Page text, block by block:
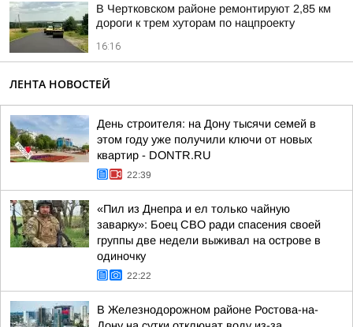
В Чертковском районе ремонтируют 2,85 км
дороги к трем хуторам по нацпроекту
16:16
ЛЕНТА НОВОСТЕЙ
День строителя: на Дону тысячи семей в
этом году уже получили ключи от новых
квартир - DONTR.RU
22:39
«Пил из Днепра и ел только чайную
заварку»: Боец СВО ради спасения своей
группы две недели выживал на острове в
одиночку
22:22
В Железнодорожном районе Ростова-на-